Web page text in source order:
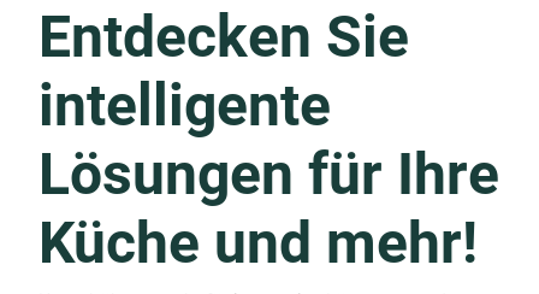
Entdecken Sie
intelligente
Lösungen für Ihre
Küche und mehr!